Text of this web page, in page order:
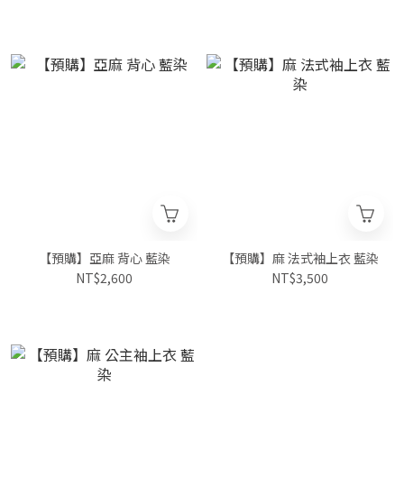
【預購】亞麻 背心 藍染
NT$2,600
【預購】麻 法式袖上衣 藍染
NT$3,500